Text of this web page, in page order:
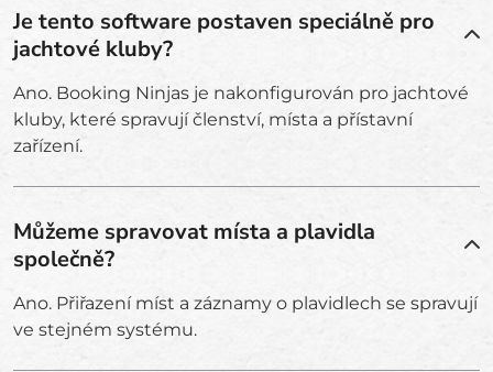
Je tento software postaven speciálně pro
jachtové kluby?
Ano. Booking Ninjas je nakonfigurován pro jachtové
kluby, které spravují členství, místa a přístavní
zařízení.
Můžeme spravovat místa a plavidla
společně?
Ano. Přiřazení míst a záznamy o plavidlech se spravují
ve stejném systému.